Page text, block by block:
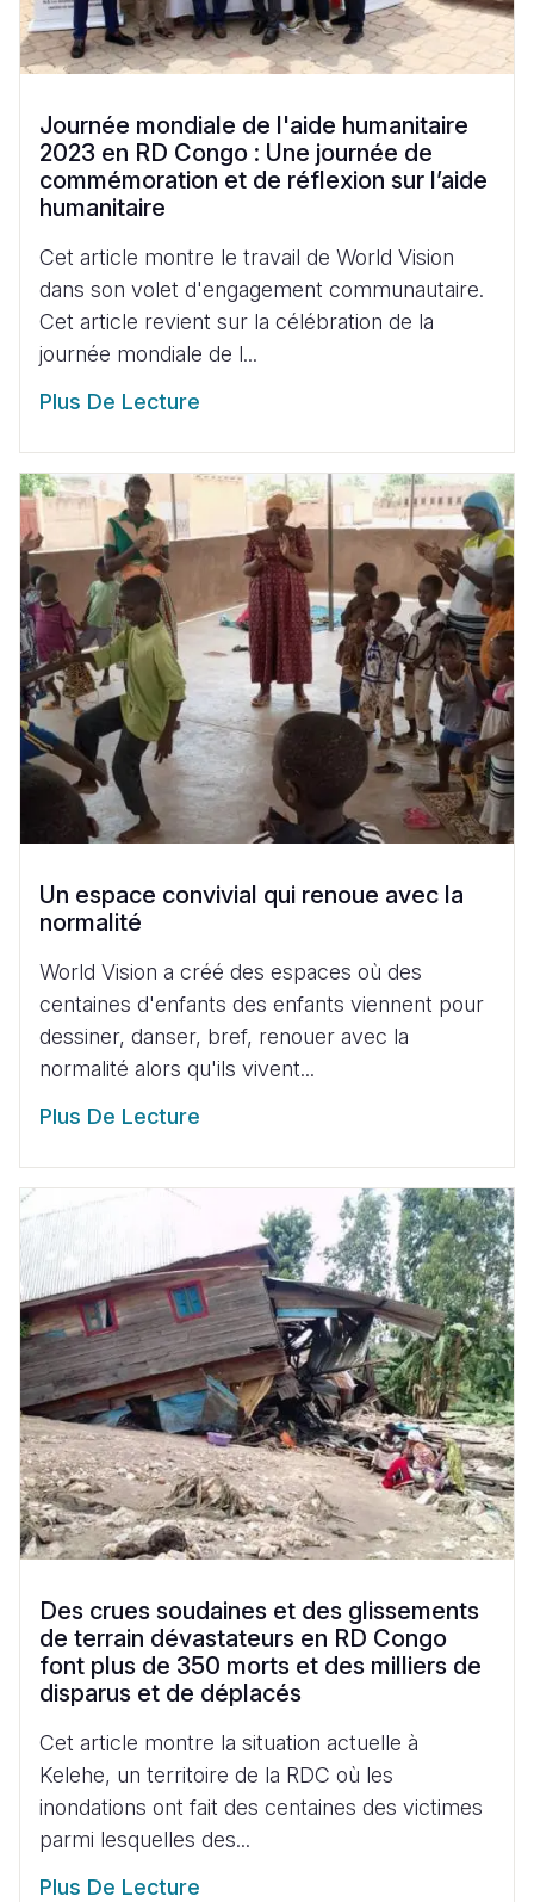
Journée mondiale de l'aide humanitaire
2023 en RD Congo : Une journée de
commémoration et de réflexion sur l’aide
humanitaire
Cet article montre le travail de World Vision
dans son volet d'engagement communautaire.
Cet article revient sur la célébration de la
journée mondiale de l...
Plus De Lecture
Un espace convivial qui renoue avec la
normalité
World Vision a créé des espaces où des
centaines d'enfants des enfants viennent pour
dessiner, danser, bref, renouer avec la
normalité alors qu'ils vivent...
Plus De Lecture
Des crues soudaines et des glissements
de terrain dévastateurs en RD Congo
font plus de 350 morts et des milliers de
disparus et de déplacés
Cet article montre la situation actuelle à
Kelehe, un territoire de la RDC où les
inondations ont fait des centaines des victimes
parmi lesquelles des...
Plus De Lecture